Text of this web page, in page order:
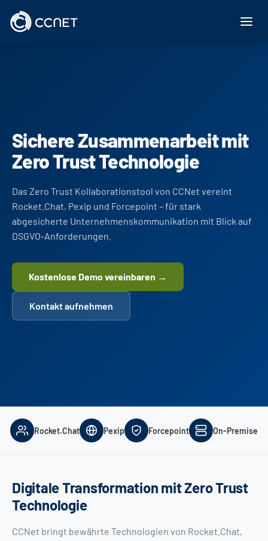
Sichere Zusammenarbeit mit
Zero Trust Technologie
Das Zero Trust Kollaborationstool von CCNet vereint
Rocket.Chat, Pexip und Forcepoint – für stark
abgesicherte Unternehmenskommunikation mit Blick auf
DSGVO-Anforderungen.
Kostenlose Demo vereinbaren →
Kontakt aufnehmen
Rocket.Chat Pexip Forcepoint On-Premise
Digitale Transformation mit Zero Trust
Technologie
CCNet bringt bewährte Technologien von Rocket.Chat,